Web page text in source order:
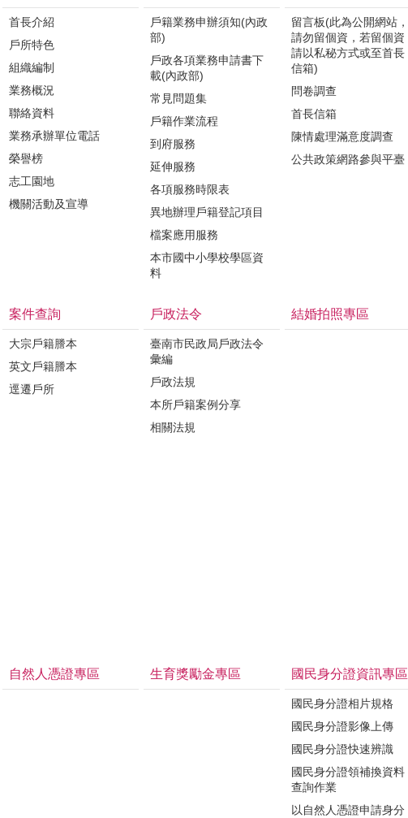
首長介紹
戶所特色
組織編制
業務概況
聯絡資料
業務承辦單位電話
榮譽榜
志工園地
機關活動及宣導
戶籍業務申辦須知(內政
部)
戶政各項業務申請書下
載(內政部)
常見問題集
戶籍作業流程
到府服務
延伸服務
各項服務時限表
異地辦理戶籍登記項目
檔案應用服務
本市國中小學校學區資
料
留言板(此為公開網站，
請勿留個資，若留個資
請以私秘方式或至首長
信箱)
問卷調查
首長信箱
陳情處理滿意度調查
公共政策網路參與平臺
案件查詢
大宗戶籍謄本
英文戶籍謄本
逕遷戶所
戶政法令
臺南市民政局戶政法令
彙編
戶政法規
本所戶籍案例分享
相關法規
結婚拍照專區
自然人憑證專區 生育獎勵金專區 國民身分證資訊專區
國民身分證相片規格
國民身分證影像上傳
國民身分證快速辨識
國民身分證領補換資料
查詢作業
以自然人憑證申請身分